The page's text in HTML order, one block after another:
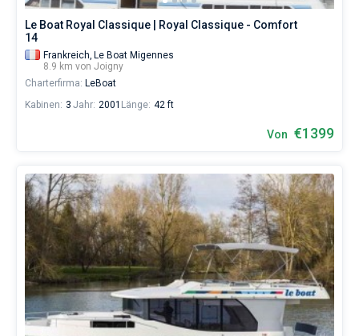
Le Boat Royal Classique | Royal Classique - Comfort
14
Frankreich, Le Boat Migennes
8.9 km von Joigny
Charterfirma: LeBoat
Kabinen: 3 Jahr: 2001 Länge: 42 ft
Von €1399